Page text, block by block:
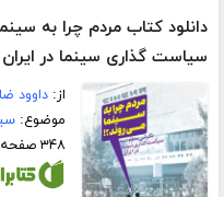
دانلود کتاب مردم چرا به
سیاست گذاری سینما در ایران
از:داوود
موضوع:
۳۴۸ صفحه